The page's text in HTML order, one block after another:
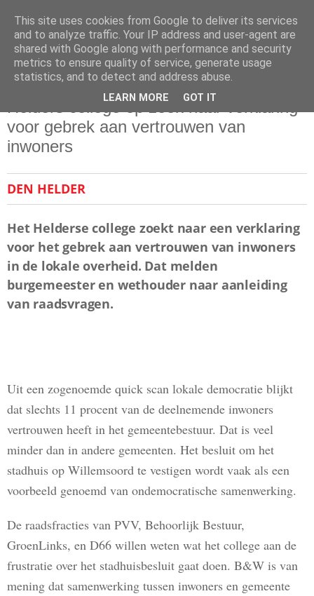
donderdag 4 juni 2020
Helders college op zoek naar verklaring
voor gebrek aan vertrouwen van
inwoners
DEN HELDER
Het Helderse college zoekt naar een verklaring
voor het gebrek aan vertrouwen van inwoners
in de lokale overheid. Dat melden
burgemeester en wethouder naar aanleiding
van raadsvragen.
Uit een zogenoemde quick scan lokale democratie blijkt
dat slechts 11 procent van de deelnemende inwoners
vertrouwen heeft in het gemeentebestuur. Dat is veel
minder dan in andere gemeenten. Het besluit om het
stadhuis op Willemsoord te vestigen wordt vaak als een
voorbeeld genoemd van ondemocratische samenwerking.
De raadsfracties van PVV, Behoorlijk Bestuur,
GroenLinks, en D66 willen weten wat het college aan de
frustratie over het stadhuisbesluit gaat doen. B&W is van
mening dat samenwerking tussen inwoners en gemeente
This site uses cookies from Google to deliver its services
and to analyze traffic. Your IP address and user-agent are
shared with Google along with performance and security
metrics to ensure quality of service, generate usage
statistics, and to detect and address abuse.
LEARN MORE GOT IT